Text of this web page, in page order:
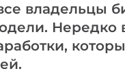
владельцы
Нередко